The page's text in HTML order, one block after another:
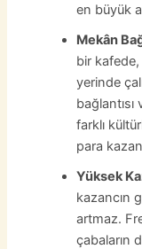
en büyük
Mekân
bir
yerinde
farklı
para
Yüksek
kazancın
artmaz.
çabaların